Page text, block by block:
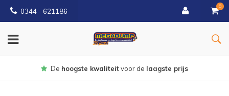
0344 - 621186
0
Gratisbezorgd vanaf € 150